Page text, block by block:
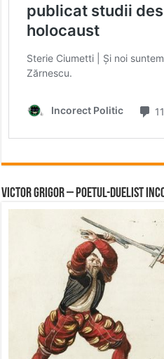
Victor Grigor – Poetul-Duelist